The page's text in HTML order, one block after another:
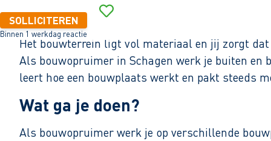
SOLLICITEREN
Binnen 1 werkdag reactie
Het bouwterrein ligt vol materiaal en jij zorgt
Als bouwopruimer in Schagen werk je buiten en
leert hoe een bouwplaats werkt en pakt steeds
Wat ga je doen?
Als bouwopruimer werk je op verschillende